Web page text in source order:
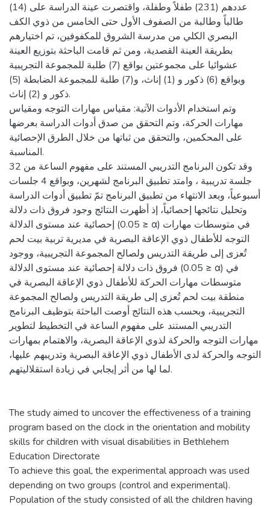
عددهم (231) طفلاً وطفلة، واقتصرت عينة الدراسة على (14)
طالباً وطالبة من الصفوف الأول حتى الخامس من ذوي الكف
البصري الكلي من مدرسة الشروق للمكفوفين، تم اختيارهم
بطريقة العينة القصدية، ومن ثم قامت الباحثة بتوزيع العينة
عشوائيا على مجموعتين بواقع (7) طلبة للمجموعة التجريبية
وبواقع (6) ذكور و (1) إناث، و(7) طلبة للمجموعة الضابطة (5)
ذكور و (2) إناث.
وتم استخدام الأدوات الآتية: مقياس مهارات التوجه ومقياس
مهارات الحركة، وتم التحقق من صدق أدوات الدراسة بعرضها
على المحكمين، والتحقق من ثباتها من خلال الطرق الإحصائية
المناسبة.
وقد تكون البرنامج التدريبي المستند على مفهوم الساعة من 32
جلسة تدريبية ، وامتد تطبيق البرنامج لشهرين، وبواقع 4 جلسات
أسبوعياً، وبعد الانتهاء من تطبيق البرنامج تمّ تطبيق أدوات الدراسة
وتحليل نتائجها إحصائياً، إذ أظهرت النتائج وجود فروق ذات دلالة
إحصائية عند مستوى الدلالة (0.05 ≥ α) في متوسطات مهارات
التوجه للأطفال ذوي الإعاقة البصرية في مديرية تربية بيت لحم
تُعزى إلى طريقة التدريس ولصالح المجموعة التجريبية، ووجود
فروق ذات دلالة إحصائية عند مستوى الدلالة (0.05 ≥ α) في
متوسطات مهارات الحركة للأطفال ذوي الإعاقة البصرية في
منطقة بيت لحم تُعزى إلى طريقة التدريس ولصالح المجموعة
التجريبية، وبحسب هذه النتائج أوصت الباحثة بتوظيف البرنامج
التدريبي المستند على مفهوم الساعة في التخطيط لتطوير
مهارات التوجه والحركة لذوي الإعاقة البصرية، والاهتمام بمهارات
التوجه والحركة لدى الأطفال ذوي الإعاقة البصرية وتدريبهم عليها،
لما لها من أثر إيجابي في زيادة استقلاليتهم.
The study aimed to uncover the effectiveness of a training
program based on the clock in the orientation and mobility
skills for children with visual disabilities in Bethlehem
Education Directorate
To achieve this goal, the experimental approach was used
depending on two groups (control and experimental).
Population of the study consisted of all the children having